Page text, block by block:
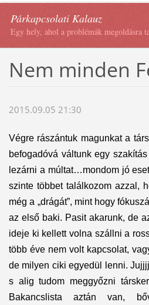
Párkapcsolati Kalauz
Egy hely, ahol a problémák megoldásra
Nem minden
2015.09.05 21:30
Végre rászántuk magunkat a
befogadóvá váltunk egy
lezárni a múltat…mondom jó
szinte többet találkozom azzal,
még a „drágát”, mint hogy
az első baki. Pasit akarunk, de
ideje ki kellett volna szállni a
több éve nem volt kapcsolat,
de milyen ciki egyedül lenni.
s alig tudom meggyőzni
Bakancslista aztán van,